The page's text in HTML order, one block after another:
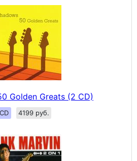
Golden Greats (2 CD)
4199 руб.